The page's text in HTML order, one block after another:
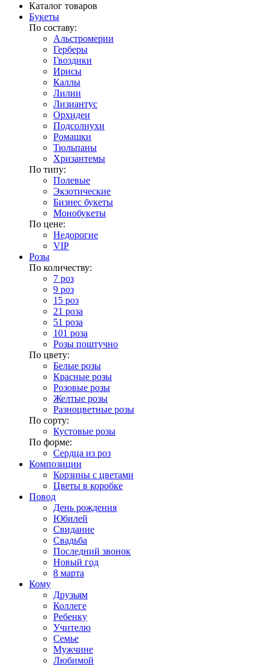
Каталог товаров
Букеты
По составу:
Альстромерии
Герберы
Гвоздики
Ирисы
Каллы
Лилии
Лизиантус
Орхидеи
Подсолнухи
Ромашки
Тюльпаны
Хризантемы
По типу:
Полевые
Экзотические
Бизнес букеты
Монобукеты
По цене:
Недорогие
VIP
Розы
По количеству:
7 роз
9 роз
15 роз
21 роза
51 роза
101 роза
Розы поштучно
По цвету:
Белые розы
Красные розы
Розовые розы
Желтые розы
Разноцветные розы
По сорту:
Кустовые розы
По форме:
Сердца из роз
Композиции
Корзины с цветами
Цветы в коробке
Повод
День рождения
Юбилей
Свидание
Свадьба
Последний звонок
Новый год
8 марта
Кому
Друзьям
Коллеге
Ребенку
Учителю
Семье
Мужчине
Любимой